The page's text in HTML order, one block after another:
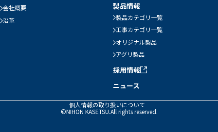
会社概要
沿革
製品情報
製品カテゴリ一覧
工事カテゴリ一覧
オリジナル製品
アグリ製品
採用情報
ニュース
個人情報の取り扱いについて
©NIHON KASETSU.All rights reserved.